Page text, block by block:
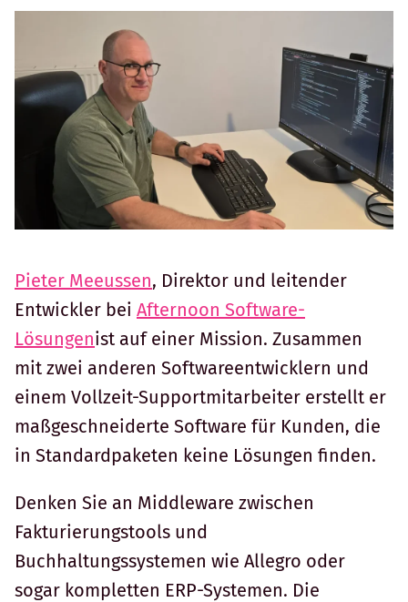
Pieter Meeussen, Direktor und leitender
Entwickler bei Afternoon Software-
Lösungenist auf einer Mission. Zusammen
mit zwei anderen Softwareentwicklern und
einem Vollzeit-Supportmitarbeiter erstellt er
maßgeschneiderte Software für Kunden, die
in Standardpaketen keine Lösungen finden.
Denken Sie an Middleware zwischen
Fakturierungstools und
Buchhaltungssystemen wie Allegro oder
sogar kompletten ERP-Systemen. Die